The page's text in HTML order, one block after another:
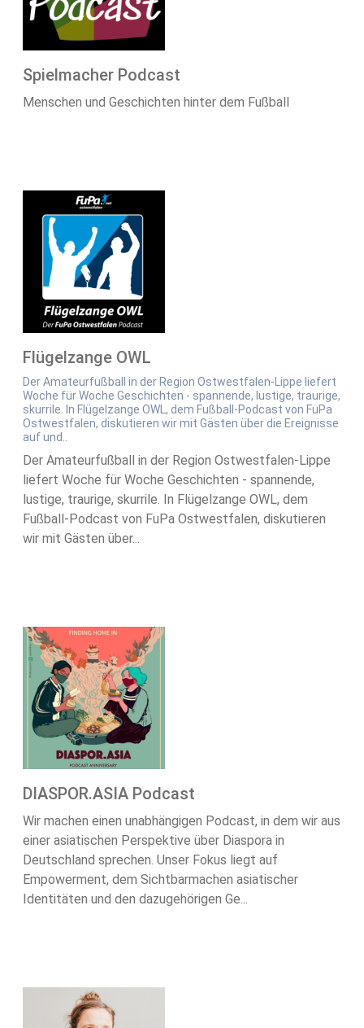
Spielmacher Podcast
Menschen und Geschichten hinter dem Fußball
Flügelzange OWL
Der Amateurfußball in der Region Ostwestfalen-Lippe liefert
Woche für Woche Geschichten - spannende, lustige, traurige,
skurrile. In Flügelzange OWL, dem Fußball-Podcast von FuPa
Ostwestfalen, diskutieren wir mit Gästen über die Ereignisse
auf und..
Der Amateurfußball in der Region Ostwestfalen-Lippe
liefert Woche für Woche Geschichten - spannende,
lustige, traurige, skurrile. In Flügelzange OWL, dem
Fußball-Podcast von FuPa Ostwestfalen, diskutieren
wir mit Gästen über...
DIASPOR.ASIA Podcast
Wir machen einen unabhängigen Podcast, in dem wir aus
einer asiatischen Perspektive über Diaspora in
Deutschland sprechen. Unser Fokus liegt auf
Empowerment, dem Sichtbarmachen asiatischer
Identitäten und den dazugehörigen Ge...